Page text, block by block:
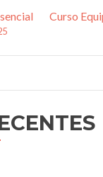
Curso